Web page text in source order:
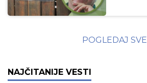
POGLEDAJ SVE
NAJČITANIJE VESTI